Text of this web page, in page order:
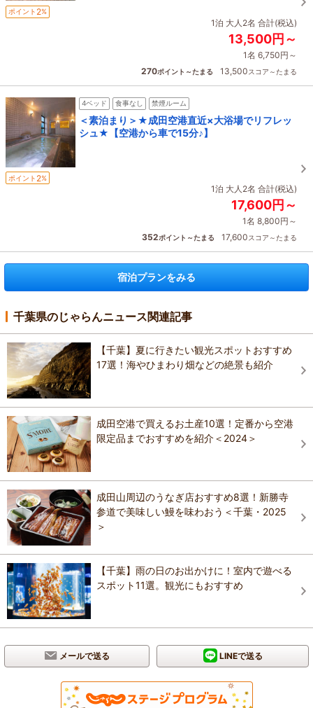
ポイント 2%
1泊 大人2名 合計(税込)
13,500円～
1名 6,750円～
270ポイント～たまる 13,500スコア～たまる
4ベッド 食事なし 禁煙ルーム
＜素泊まり＞★成田空港直近×大浴場でリフレッ
シュ★【空港から車で15分♪】
ポイント 2%
1泊 大人2名 合計(税込)
17,600円～
1名 8,800円～
352ポイント～たまる 17,600スコア～たまる
宿泊プランをみる
千葉県のじゃらんニュース関連記事
【千葉】夏に行きたい観光スポットおすすめ
17選！海やひまわり畑などの絶景も紹介
成田空港で買えるお土産10選！定番から空港
限定品までおすすめを紹介＜2024＞
成田山周辺のうなぎ店おすすめ8選！新勝寺
参道で美味しい鰻を味わおう＜千葉・2025
＞
【千葉】雨の日のお出かけに！室内で遊べる
スポット11選。観光にもおすすめ
メールで送る LINEで送る